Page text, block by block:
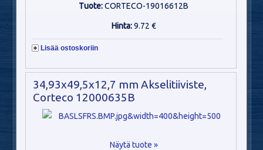
Tuote:CORTECO-19016612B
Hinta:9.72 €
Lisää ostoskoriin
34,93x49,5x12,7 mm Akselitiiviste,
Corteco 12000635B
Näytä tuote »